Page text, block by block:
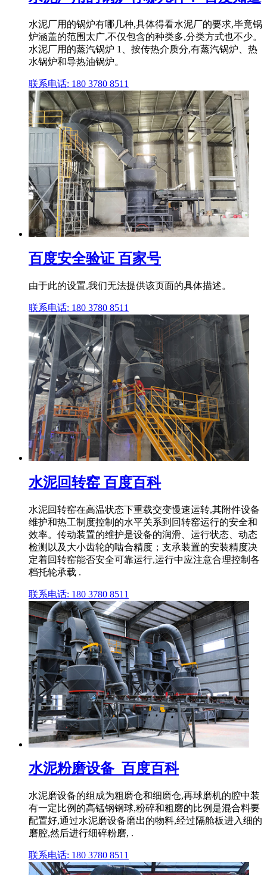
水泥厂用的锅炉有哪几种,具体得看水泥厂的要求,毕竟锅
炉涵盖的范围太广,不仅包含的种类多,分类方式也不少。
水泥厂用的蒸汽锅炉 1、按传热介质分,有蒸汽锅炉、热
水锅炉和导热油锅炉。
联系电话: 180 3780 8511
百度安全验证 百家号
由于此的设置,我们无法提供该页面的具体描述。
联系电话: 180 3780 8511
水泥回转窑 百度百科
水泥回转窑在高温状态下重载交变慢速运转,其附件设备
维护和热工制度控制的水平关系到回转窑运行的安全和
效率。传动装置的维护是设备的润滑、运行状态、动态
检测以及大小齿轮的啮合精度；支承装置的安装精度决
定着回转窑能否安全可靠运行,运行中应注意合理控制各
档托轮承载 .
联系电话: 180 3780 8511
水泥粉磨设备_百度百科
水泥磨设备的组成为粗磨仓和细磨仓,再球磨机的腔中装
有一定比例的高锰钢钢球,粉碎和粗磨的比例是混合料要
配置好,通过水泥磨设备磨出的物料,经过隔舱板进入细的
磨腔,然后进行细碎粉磨, .
联系电话: 180 3780 8511